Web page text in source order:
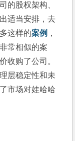
的股权架构、
适当安排，去
这样的案例 ，
常相似的案
收购了公司。
层稳定性和未
市场对娃哈哈